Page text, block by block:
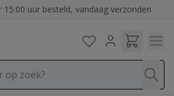
uur besteld, vandaag verzonden